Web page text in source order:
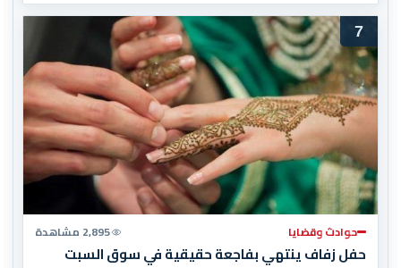
7
حوادث وقضايا 2,895 مشاهدة
حفل زفاف ينتهي بفاجعة حقيقية في سوق السبت